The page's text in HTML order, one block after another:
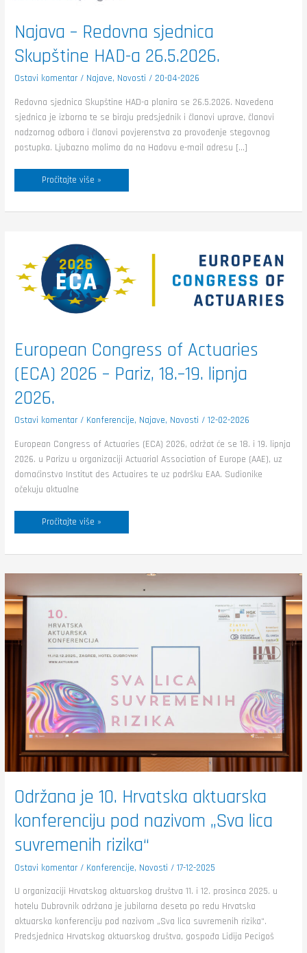
Najava – Redovna sjednica
Skupštine HAD-a 26.5.2026.
Ostavi komentar / Najave, Novosti / 20-04-2026
Redovna sjednica Skupštine HAD-a planira se 26.5.2026. Navedena
sjednica je izborna te se biraju predsjednik i članovi uprave, članovi
nadzornog odbora i članovi povjerenstva za provođenje stegovnog
postupka. Ljubazno molimo da na Hadovu e-mail adresu […]
Pročitajte više »
European Congress of Actuaries
(ECA) 2026 – Pariz, 18.–19. lipnja
2026.
Ostavi komentar / Konferencije, Najave, Novosti /12-02-2026
European Congress of Actuaries (ECA) 2026, održat će se 18. i 19. lipnja
2026. u Parizu u organizaciji Actuarial Association of Europe (AAE), uz
domaćinstvo Institut des Actuaires te uz podršku EAA. Sudionike
očekuju aktualne
Congress
of
Actuaries
(ECA)
2026
–
Pariz,
18.–
Pročitajte više »
Održana je 10. Hrvatska aktuarska
konferenciju pod nazivom „Sva lica
suvremenih rizika“
Ostavi komentar / Konferencije, Novosti /17-12-2025
U organizaciji Hrvatskog aktuarskog društva 11. i 12. prosinca 2025. u
hotelu Dubrovnik održana je jubilarna deseta po redu Hrvatska
aktuarska konferenciju pod nazivom „Sva lica suvremenih rizika“.
Predsjednica Hrvatskog aktuarskog društva, gospođa Lidija Pecigoš
Održana
10.
aktuarska
konferenciju
pod
nazivom
„Sva
lica
suvremenih